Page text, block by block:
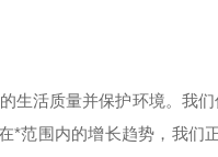
生活质量并保护环境。我
范围内的增长趋势，我们